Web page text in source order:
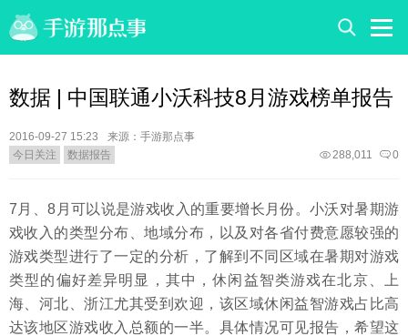
数据 | 中国联通小沃科技8月游戏榜单报告
2016-09-27 15:23
来源：手游那点事
今日关注
数据报告 0
288,011
7月、8月可以说是游戏收入的重要增长月份。小沃对暑期游
戏收入的类型分布、地域分布，以及对各省付费意愿较强的
游戏类型进行了一定的分析，了解到不同区域在暑期对游戏
类型的偏好差异明显，其中，休闲益智类游戏在北京、上
海、河北、浙江尤其受到欢迎，该区域休闲益智游戏占比高
达该地区游戏收入总额的一半。具体情况可见报告，希望这